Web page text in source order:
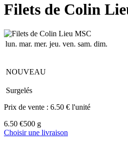
Filets de Colin
lun. mar. mer. jeu. ven. sam. dim.
NOUVEAU
Surgelés
Prix de vente : 6.50 € l'unité
6.50 €500 g
Choisir une livraison